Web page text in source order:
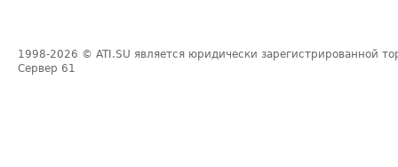
1998-2026 © ATI.SU является юридически зарегистрированной
Сервер 61